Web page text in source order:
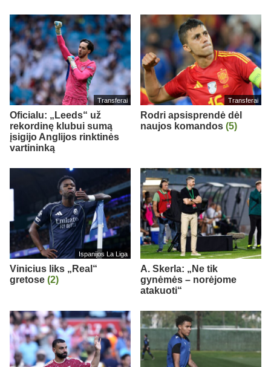
Transferai
Oficialu: „Leeds“ už
rekordinę klubui sumą
įsigijo Anglijos rinktinės
vartininką
Transferai
Rodri apsisprendė dėl
naujos komandos (5)
Ispanijos La Liga
Vinicius liks „Real“
gretose (2)
A. Skerla: „Ne tik
gynėmės – norėjome
atakuoti“